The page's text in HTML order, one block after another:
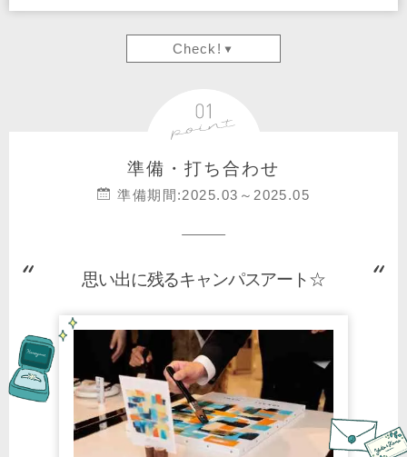
Check!
準備・打ち合わせ
準備期間:2025.03～2025.05
思い出に残るキャンパスアート☆